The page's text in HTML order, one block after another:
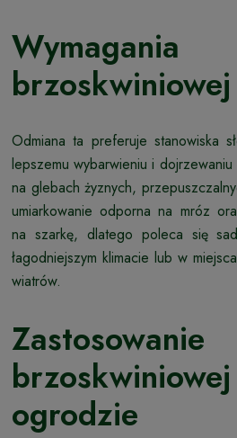
brzoskwiniowej
Odmiana ta preferuje stanowiska
lepszemu wybarwieniu i
na glebach żyznych,
umiarkowanie odporna na mróz
na szarkę, dlatego poleca się
łagodniejszym klimacie lub w
wiatrów.
ogrodzie